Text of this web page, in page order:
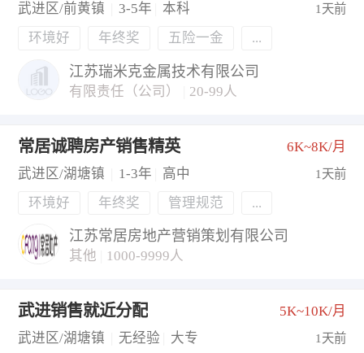
武进区/前黄镇
3-5年 本科 1天前
环境好 年终奖 五险一金 ...
江苏瑞米克金属技术有限公司
有限责任（公司） 20-99人
常居诚聘房产销售精英
6K~8K/月
武进区/湖塘镇
1-3年 高中 1天前
环境好 年终奖 管理规范 ...
江苏常居房地产营销策划有限公司
其他 1000-9999人
武进销售就近分配
5K~10K/月
武进区/湖塘镇
无经验 大专 1天前